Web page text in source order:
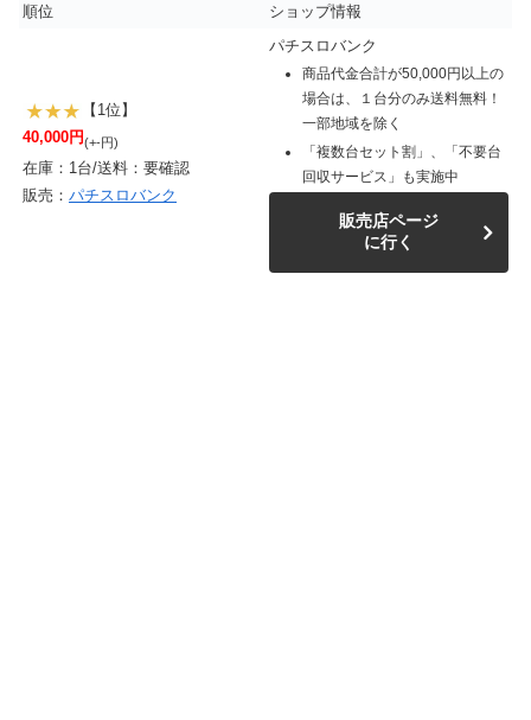
順位 ショップ情報
【1位】
40,000円(+-円)
在庫：1台/送料：要確認
販売： パチスロバンク
パチスロバンク
商品代金合計が50,000円以上の
場合は、１台分のみ送料無料！
一部地域を除く
「複数台セット割」、「不要台
回収サービス」も実施中
販売店ページ
に行く